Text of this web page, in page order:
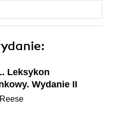
Leksykon
Wydanie II